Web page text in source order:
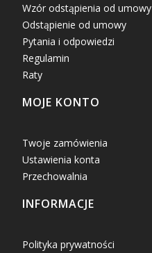
Wzór odstąpienia od umowy
Odstąpienie od umowy
Pytania i odpowiedzi
Regulamin
Raty
MOJE KONTO
Twoje zamówienia
Ustawienia konta
Przechowalnia
INFORMACJE
Polityka prywatności